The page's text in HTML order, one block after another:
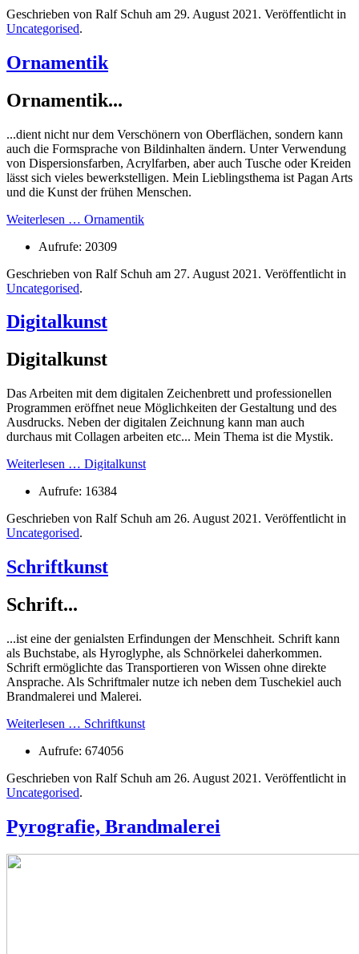
Geschrieben von Ralf Schuh am 29. August 2021 . Veröffentlicht in
Uncategorised.
Ornamentik
Ornamentik...
...dient nicht nur dem Verschönern von Oberflächen, sondern kann
auch die Formsprache von Bildinhalten ändern. Unter Verwendung
von Dispersionsfarben, Acrylfarben, aber auch Tusche oder Kreiden
lässt sich vieles bewerkstelligen. Mein Lieblingsthema ist Pagan Arts
und die Kunst der frühen Menschen.
Weiterlesen … Ornamentik
Aufrufe: 20309
Geschrieben von Ralf Schuh am 27. August 2021 . Veröffentlicht in
Uncategorised.
Digitalkunst
Digitalkunst
Das Arbeiten mit dem digitalen Zeichenbrett und professionellen
Programmen eröffnet neue Möglichkeiten der Gestaltung und des
Ausdrucks. Neben der digitalen Zeichnung kann man auch
durchaus mit Collagen arbeiten etc... Mein Thema ist die Mystik.
Weiterlesen … Digitalkunst
Aufrufe: 16384
Geschrieben von Ralf Schuh am 26. August 2021 . Veröffentlicht in
Uncategorised.
Schriftkunst
Schrift...
...ist eine der genialsten Erfindungen der Menschheit. Schrift kann
als Buchstabe, als Hyroglyphe, als Schnörkelei daherkommen.
Schrift ermöglichte das Transportieren von Wissen ohne direkte
Ansprache. Als Schriftmaler nutze ich neben dem Tuschekiel auch
Brandmalerei und Malerei.
Weiterlesen … Schriftkunst
Aufrufe: 674056
Geschrieben von Ralf Schuh am 26. August 2021 . Veröffentlicht in
Uncategorised.
Pyrografie, Brandmalerei